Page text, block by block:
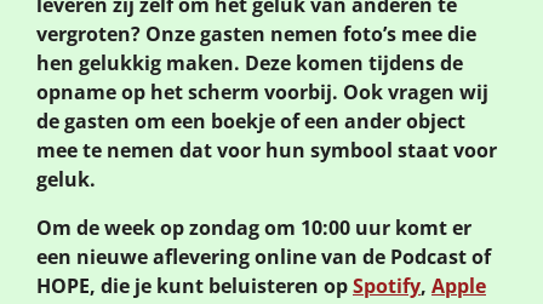
vergroten? Onze gasten nemen foto’s mee die
hen gelukkig maken. Deze komen tijdens de
opname op het scherm voorbij. Ook vragen wij
de gasten om een boekje of een ander object
mee te nemen dat voor hun symbool staat voor
geluk.
Om de week op zondag om 10:00 uur komt er
een nieuwe aflevering online van de Podcast of
HOPE, die je kunt beluisteren opSpotify, Apple